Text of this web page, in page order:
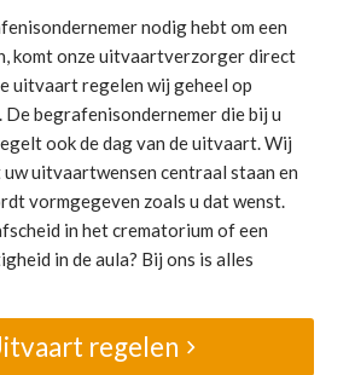
nodig hebt om een
komt onze uitvaartverzorger direct
uitvaart regelen wij geheel op
begrafenisondernemer die bij u
ook de dag van de uitvaart. Wij
uitvaartwensen centraal staan en
vormgegeven zoals u dat wenst.
in het crematorium of een
in de aula? Bij ons is alles
regelen